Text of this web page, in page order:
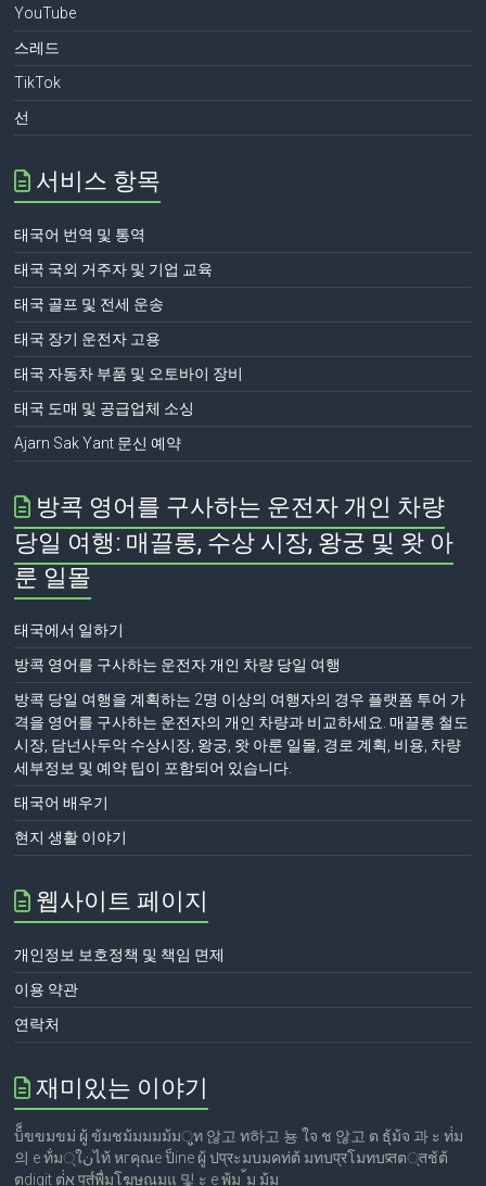
YouTube
스레드
TikTok
선
서비스 항목
태국어 번역 및 통역
태국 국외 거주자 및 기업 교육
태국 골프 및 전세 운송
태국 장기 운전자 고용
태국 자동차 부품 및 오토바이 장비
태국 도매 및 공급업체 소싱
Ajarn Sak Yant 문신 예약
방콕 영어를 구사하는 운전자 개인 차량
당일 여행: 매끌롱, 수상 시장, 왕궁 및 왓 아
룬 일몰
태국에서 일하기
방콕 영어를 구사하는 운전자 개인 차량 당일 여행
방콕 당일 여행을 계획하는 2명 이상의 여행자의 경우 플랫폼 투어 가
격을 영어를 구사하는 운전자의 개인 차량과 비교하세요. 매끌롱 철도
시장, 담넌사두악 수상시장, 왕궁, 왓 아룬 일몰, 경로 계획, 비용, 차량
세부정보 및 예약 팁이 포함되어 있습니다.
태국어 배우기
현지 생활 이야기
웹사이트 페이지
개인정보 보호정책 및 책임 면제
이용 약관
연락처
재미있는 이야기
บ็็ขขมขม่ ผู้ ข้มชม้มมมม้ม्ูท 않고 ท하고 뇽 ใจ ช 않고 ต ธุ้ม้จ 과 ะ ท่่ม
의 е ท้่ม्ใنไท้ หгคุณе ป็ine ผู้ ปप्रะมบมคท่ต้ มทบप्रโมทบप्र्तต्तช้ต้
ตdigit ต่่א पर्तพื่มโฆษณมแ 및 ะ е พ้ม ้ม ม้ม